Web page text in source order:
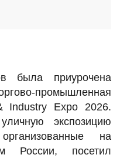
была приурочена
промышленная
Industry Expo 2026.
экспозицию
на
России, посетил